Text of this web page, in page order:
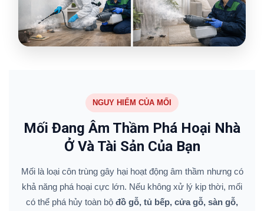
NGUY HIỂM CỦA MỐI
Mối Đang Âm Thầm Phá Hoại Nhà
Ở Và Tài Sản Của Bạn
Mối là loại côn trùng gây hại hoạt động âm thầm nhưng có
khả năng phá hoại cực lớn. Nếu không xử lý kịp thời, mối
có thể phá hủy toàn bộ đồ gỗ, tủ bếp, cửa gỗ, sàn gỗ,